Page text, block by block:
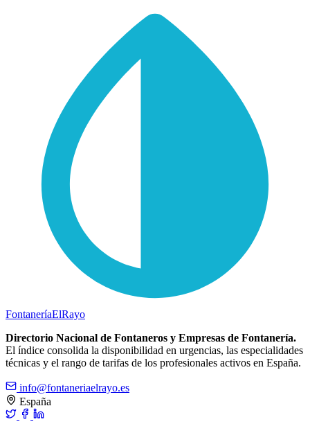
FontaneríaElRayo
Directorio Nacional de Fontaneros y Empresas de Fontanería.
El índice consolida la disponibilidad en urgencias, las especialidades
técnicas y el rango de tarifas de los profesionales activos en España.
info@fontaneriaelrayo.es
España